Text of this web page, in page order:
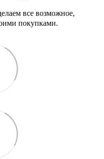
все возможное,
покупками.